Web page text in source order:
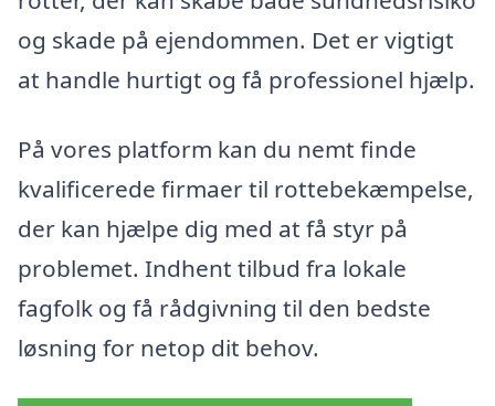
og skade på ejendommen. Det er vigtigt
at handle hurtigt og få professionel hjælp.
På vores platform kan du nemt finde
kvalificerede firmaer til rottebekæmpelse,
der kan hjælpe dig med at få styr på
problemet. Indhent tilbud fra lokale
fagfolk og få rådgivning til den bedste
løsning for netop dit behov.